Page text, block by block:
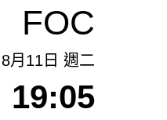
FOC
月11日 週二
19:05